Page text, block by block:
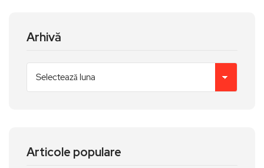
Arhivă
Articole populare